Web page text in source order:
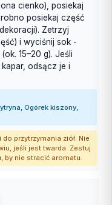
cienko), posiekaj
posiekaj część
Zetrzyj
i wyciśnij sok -
15–20 g). Jeśli
odsącz je i
Ogórek kiszony,
przytrzymania ziół. Nie
jeśli jest twarda. Zestuj
by nie stracić aromatu.